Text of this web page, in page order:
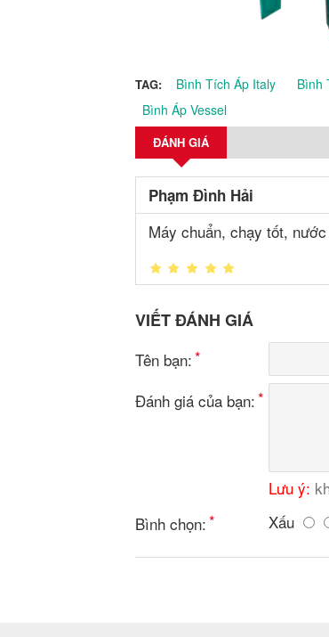
TAG: Bình Tích Áp Italy
Bình
Bình Áp Vessel
ĐÁNH GIÁ
Phạm Đình Hải
Máy chuẩn, chạy tốt,
VIẾT ĐÁNH GIÁ
Tên bạn:
Đánh giá của bạn:
Lưu ý:
Bình chọn:
Xấu